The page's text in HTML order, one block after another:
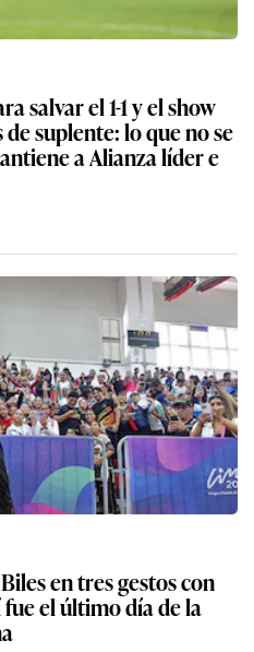
salvar el 1-1 y el show
suplente: lo que no se
a Alianza líder e
en tres gestos con
el último día de la